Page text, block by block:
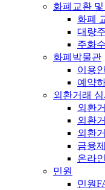
화폐교환
화폐
대량
주화
화폐박물관
이용
예약하
외환거래
외환
외환
외환
금융
온라
민원
민원